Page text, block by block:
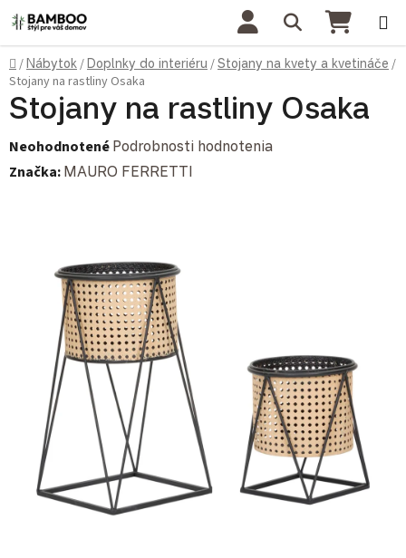
Prejsť na obsah Hľadať
Domov
/Nábytok /Doplnky do interiéru /Stojany na kvety a kvetináče /
Stojany na rastliny Osaka
Stojany na rastliny Osaka
Priemerné hodnotenie produktu je 0,0 z 5 hviezdičiek.
Neohodnotené Podrobnosti hodnotenia
Značka: MAURO FERRETTI